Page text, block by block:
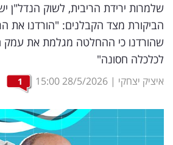
שיווק
ופרסום
משפט
מדדים
ומחקרים
דעות
שלמרות ירידת הריבית, לשוק הנדל"ן
הביקורת מצד הקבלנים: "הורדנו את
שהורדנו כי ההחלטה מגלמת את עמק
לכלכלה חסונה"
איציק יצחקי |
28/5/2026
15:00
1